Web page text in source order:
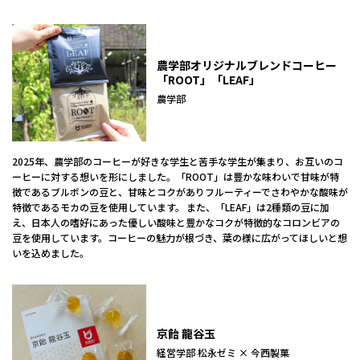
農学部オリジナルブレンドコーヒー
「ROOT」「LEAF」
農学部
2025年、農学部のコーヒーが好きな学生と苦手な学生が集まり、お互いのコ
ーヒーに対する想いを形にしました。「ROOT」は豊かな味わいで甘味が特
徴であるブルボンの豆と、甘味とコクがありフルーティーでさわやかな酸味が
特徴であるモカの豆を使用しています。 また、「LEAF」は2種類の豆に加
え、日本人の嗜好にあった優しい酸味と豊かなコクが特徴的なコロンビアの
豆を使用しています。コーヒーの魅力が根づき、葉の様に広がってほしいと想
いを込めました。
京飴 龍谷玉
経営学部 松永ゼミ × 今西製菓